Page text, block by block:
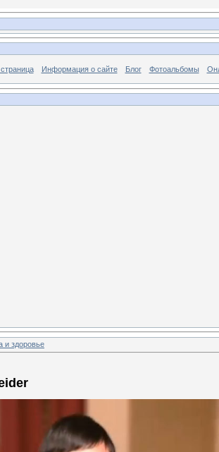
Информация о сайте Блог Фотоальбомы
и здоровье